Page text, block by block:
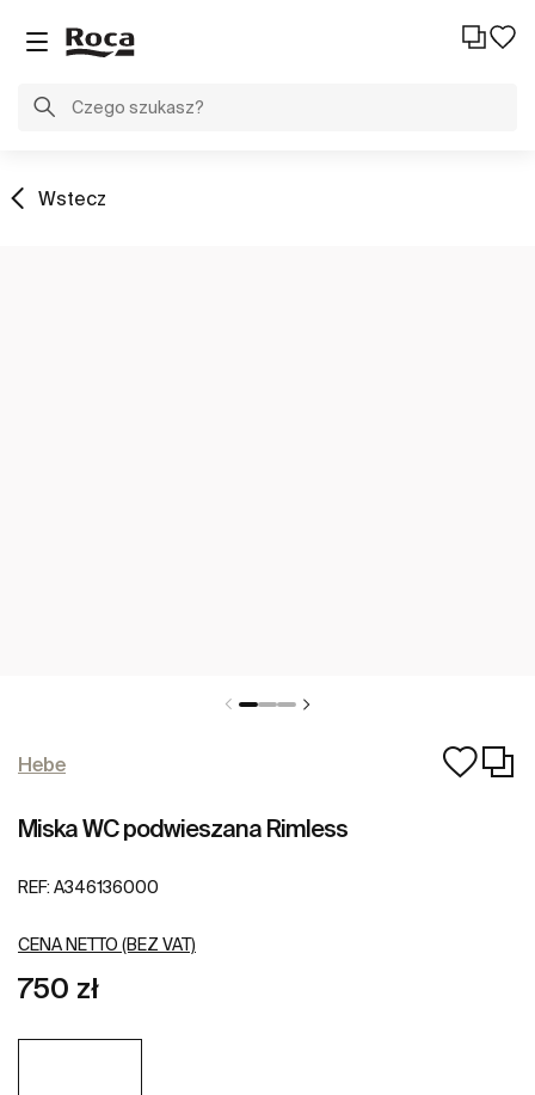
Wstecz
Hebe
Miska WC podwieszana Rimless
REF: A346136000
CENA NETTO (BEZ VAT)
750 zł